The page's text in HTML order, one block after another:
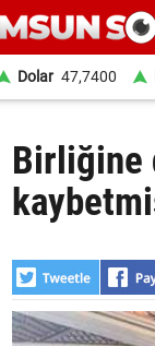
Dolar 47,7400
Birliğine